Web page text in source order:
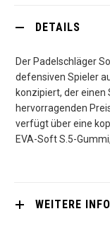
DETAILS
Der Padelschläger
defensiven Spieler
konzipiert, der einen
hervorragenden
verfügt über eine
EVA-Soft S.5-
WEITERE